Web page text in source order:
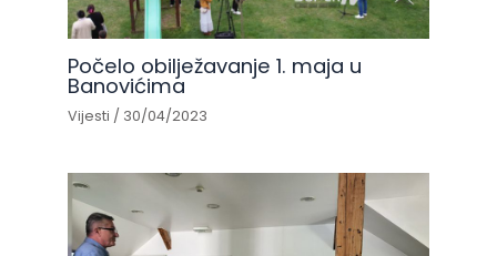
Počelo obilježavanje 1. maja u
Banovićima
Vijesti / 30/04/2023